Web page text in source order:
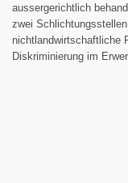
aussergerichtlich
zwei
nichtlandwirtschaftliche
Diskriminierung im